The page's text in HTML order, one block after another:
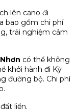
lên cano đi
bao gồm chi phí
trải nghiệm cảm
có thể không
khởi hành đi Kỳ
đường bộ. Chi phí
liền.